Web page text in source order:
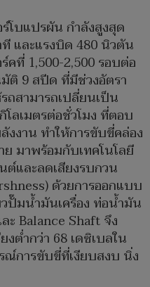
โบแปรผัน กำลังสูงสุด
และแรงบิด 480 นิวตัน
ที่ 1,500-2,500 รอบต่อ
ติ 9 สปีด ที่มีช่วงอัตรา
ถสามารถเปลี่ยนเป็น
โลเมตรต่อชั่วโมง ที่ตอบ
งาน ทำให้การขับขี่คล่อง
ย มาพร้อมกับเทคโนโลยี
ต์และลดเสียงรบกวน
ด้วยการออกแบบ
ปั๊มน้ำมันเครื่อง ท่อน้ำมัน
Balance Shaft จึง
ต่ำกว่า 68 เดซิเบลใน
ณ์การขับขี่ที่เงียบสงบ นิ่ง